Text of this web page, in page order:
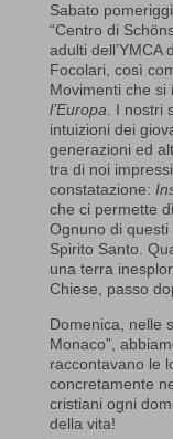
Sabato
“Centro di
adulti dell’YMCA
Focolari, così
Movimenti che si
l’Europa . I
intuizioni dei
generazioni ed
tra di noi
constatazione:
che ci permette
Ognuno di
Spirito Santo.
una terra
Chiese, passo
Domenica, nelle
Monaco”,
raccontavano le
concretamente
cristiani ogni
della vita!